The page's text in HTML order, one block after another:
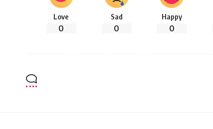
Love
0
Sad
0
Happy
0